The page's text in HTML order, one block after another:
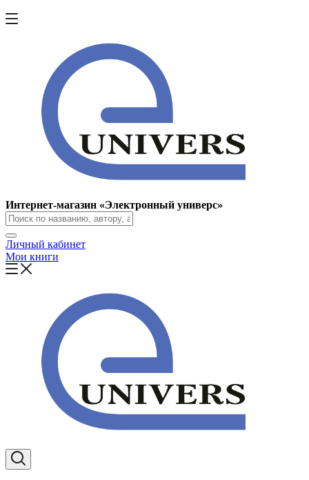
Интернет-магазин «Электронный универс»
Личный кабинет
Мои книги